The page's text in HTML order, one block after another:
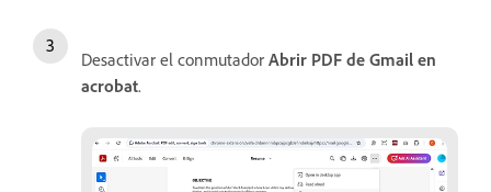
Desactivar el conmutador Abrir PDF de Gmail en
acrobat.